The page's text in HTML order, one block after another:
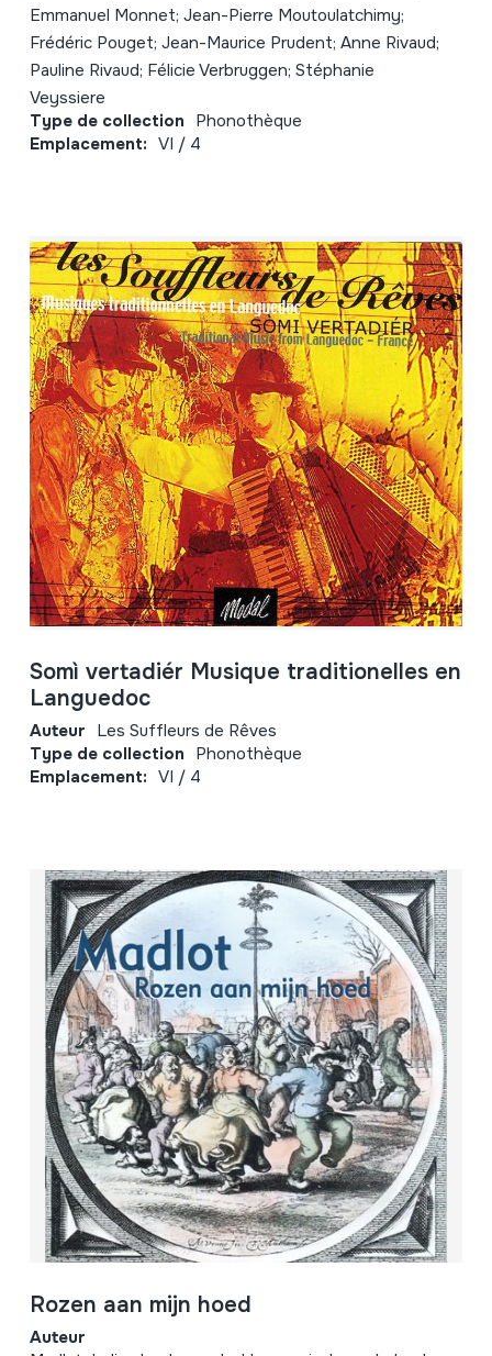
Emmanuel Monnet; Jean-Pierre Moutoulatchimy;
Frédéric Pouget; Jean-Maurice Prudent; Anne Rivaud;
Pauline Rivaud; Félicie Verbruggen; Stéphanie
Veyssiere
Type de collection Phonothèque
Emplacement: VI / 4
Somì vertadiér Musique traditionelles en
Languedoc
Auteur Les Suffleurs de Rêves
Type de collection Phonothèque
Emplacement: VI / 4
Rozen aan mijn hoed
Auteur